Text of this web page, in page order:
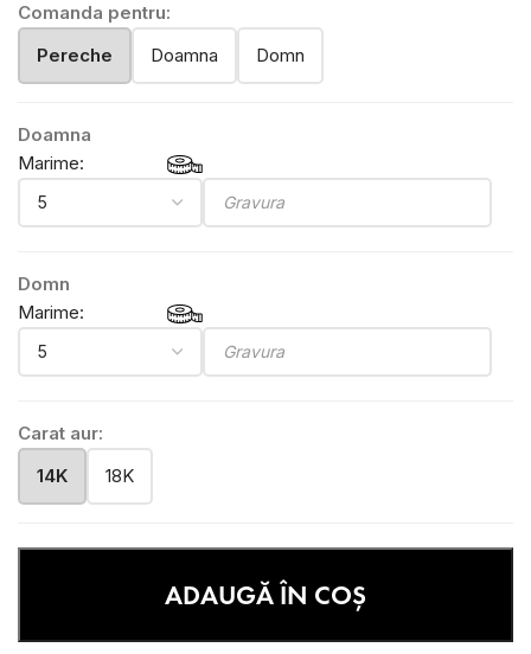
Comanda pentru:
Pereche
Doamna Domn
Doamna
Marime:
Domn
Marime:
Carat aur:
14K
18K
ADAUGĂ ÎN COȘ